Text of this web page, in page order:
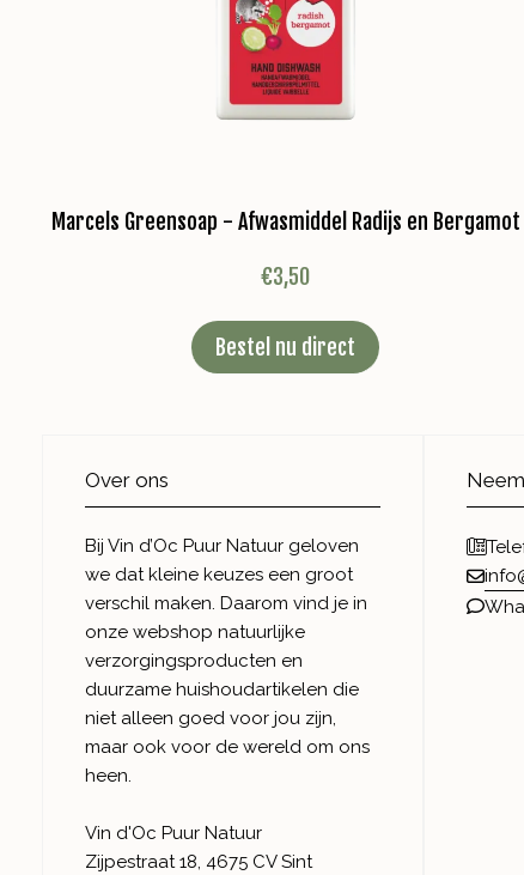
Marcels Greensoap - Afwasmiddel Radijs en Bergamot
€3,50
Bestel nu direct
Over ons
Bij Vin d’Oc Puur Natuur geloven
we dat kleine keuzes een groot
verschil maken. Daarom vind je in
onze webshop natuurlijke
verzorgingsproducten en
duurzame huishoudartikelen die
niet alleen goed voor jou zijn,
maar ook voor de wereld om ons
heen.
Vin d'Oc Puur Natuur
Zijpestraat 18, 4675 CV Sint